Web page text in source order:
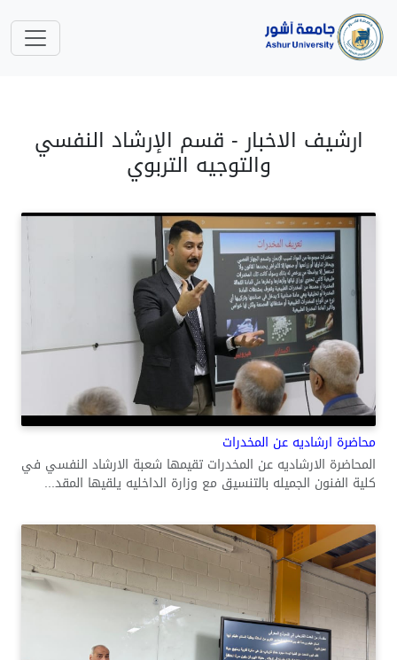
ارشيف الاخبار - قسم الإرشاد النفسي
والتوجيه التربوي
محاضرة ارشاديه عن المخدرات
المحاضرة الارشاديه عن المخدرات تقيمها شعبة الارشاد النفسي في
كلية الفنون الجميله بالتنسيق مع وزارة الداخليه يلقيها المقد...